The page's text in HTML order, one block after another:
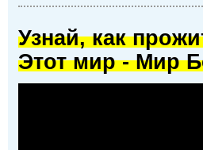
Узнай, как
Этот мир - Мир